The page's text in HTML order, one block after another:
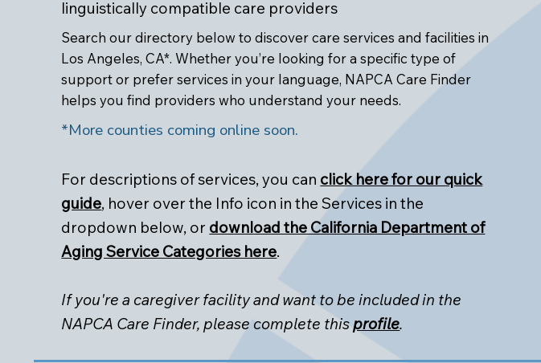
linguistically compatible care providers
Search our directory below to discover care services and facilities in
Los Angeles, CA*. Whether you’re looking for a specific type of
support or prefer services in your language, NAPCA Care Finder
helps you find providers who understand your needs.
*More counties coming online soon.
For descriptions of services, you can click here for our quick
guide, hover over the Info icon in the Services in the
dropdown below, or download the California Department of
Aging Service Categories here.
If you're a caregiver facility and want to be included in the
NAPCA Care Finder, please complete thisprofile.